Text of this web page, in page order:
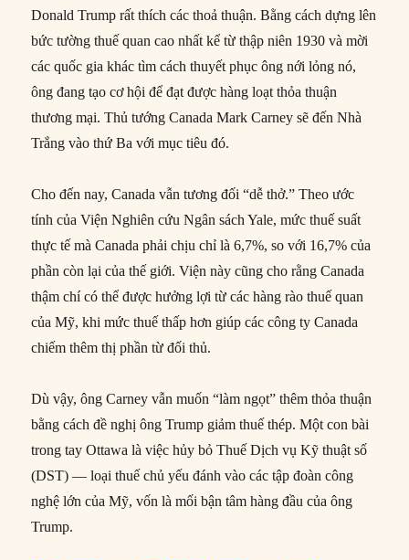
Donald Trump rất thích các thoả thuận. Bằng cách dựng lên
bức tường thuế quan cao nhất kể từ thập niên 1930 và mời
các quốc gia khác tìm cách thuyết phục ông nới lỏng nó,
ông đang tạo cơ hội để đạt được hàng loạt thỏa thuận
thương mại. Thủ tướng Canada Mark Carney sẽ đến Nhà
Trắng vào thứ Ba với mục tiêu đó.
Cho đến nay, Canada vẫn tương đối “dễ thở.” Theo ước
tính của Viện Nghiên cứu Ngân sách Yale, mức thuế suất
thực tế mà Canada phải chịu chỉ là 6,7%, so với 16,7% của
phần còn lại của thế giới. Viện này cũng cho rằng Canada
thậm chí có thể được hưởng lợi từ các hàng rào thuế quan
của Mỹ, khi mức thuế thấp hơn giúp các công ty Canada
chiếm thêm thị phần từ đối thủ.
Dù vậy, ông Carney vẫn muốn “làm ngọt” thêm thỏa thuận
bằng cách đề nghị ông Trump giảm thuế thép. Một con bài
trong tay Ottawa là việc hủy bỏ Thuế Dịch vụ Kỹ thuật số
(DST) — loại thuế chủ yếu đánh vào các tập đoàn công
nghệ lớn của Mỹ, vốn là mối bận tâm hàng đầu của ông
Trump.